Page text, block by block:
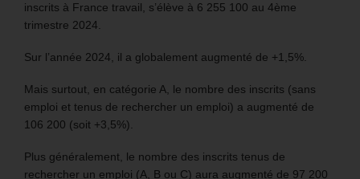
inscrits à France travail, s’élève à 6 255 100 au 4ème
trimestre 2024.
Sur l’année 2024, il a globalement augmenté de +1,5%.
Mais surtout, en catégorie A, le nombre des inscrits (sans
emploi et tenus de rechercher un emploi) a augmenté de
106 200 (soit +3,5%).
Plus généralement, le nombre des inscrits tenus de
rechercher un emploi (A, B ou C) aura augmenté de 97 200